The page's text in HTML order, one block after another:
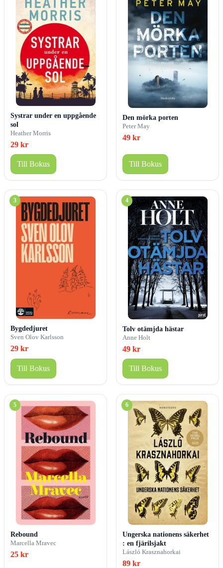
Systrar under en uppgående
sol
Heather Morris
29 kr
Till Bokus
Den mörka porten
Peter May
49 kr
Till Bokus
3
Bygdedjuret
Sven Olov Karlsson
29 kr
Till Bokus
4
Tolv otämjda hästar
Anne Holt
49 kr
Till Bokus
5
Rebound
Marcella Mravec
25 kr
6
Ungerska nationens säkerhet
: en fjärilsjakt
László Krasznahorkai
89 kr